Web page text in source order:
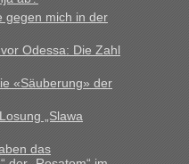
dass das privat ist
So lange das nicht
das nicht neu sollte es
• Deklaration
Zoll
gegen mich in der
Odessa: Die Zahl
«Säuberung» der
„Slawa
das